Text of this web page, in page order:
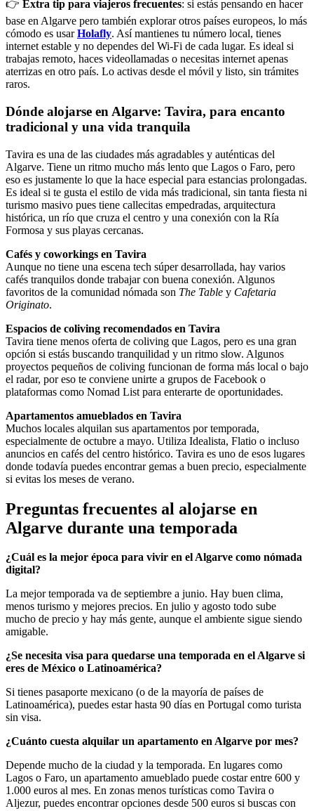
👉 Extra tip para viajeros frecuentes: si estás pensando en hacer
base en Algarve pero también explorar otros países europeos, lo más
cómodo es usarHolafly. Así mantienes tu número local, tienes
internet estable y no dependes del Wi-Fi de cada lugar. Es ideal si
trabajas remoto, haces videollamadas o necesitas internet apenas
aterrizas en otro país. Lo activas desde el móvil y listo, sin trámites
raros.
Dónde alojarse en Algarve: Tavira, para encanto
tradicional y una vida tranquila
Tavira es una de las ciudades más agradables y auténticas del
Algarve. Tiene un ritmo mucho más lento que Lagos o Faro, pero
eso es justamente lo que la hace especial para estancias prolongadas.
Es ideal si te gusta el estilo de vida más tradicional, sin tanta fiesta ni
turismo masivo pues tiene callecitas empedradas, arquitectura
histórica, un río que cruza el centro y una conexión con la Ría
Formosa y sus playas cercanas.
Cafés y coworkings en Tavira
Aunque no tiene una escena tech súper desarrollada, hay varios
cafés tranquilos donde trabajar con buena conexión. Algunos
favoritos de la comunidad nómada son The Table y Cafetaria
Originato.
Espacios de coliving recomendados en Tavira
Tavira tiene menos oferta de coliving que Lagos, pero es una gran
opción si estás buscando tranquilidad y un ritmo slow. Algunos
proyectos pequeños de coliving funcionan de forma más local o bajo
el radar, por eso te conviene unirte a grupos de Facebook o
plataformas como Nomad List para enterarte de oportunidades.
Apartamentos amueblados en Tavira
Muchos locales alquilan sus apartamentos por temporada,
especialmente de octubre a mayo. Utiliza Idealista, Flatio o incluso
anuncios en cafés del centro histórico. Tavira es uno de esos lugares
donde todavía puedes encontrar gemas a buen precio, especialmente
si evitas los meses de verano.
Preguntas frecuentes al alojarse en
Algarve durante una temporada
¿Cuál es la mejor época para vivir en el Algarve como nómada
digital?
La mejor temporada va de septiembre a junio. Hay buen clima,
menos turismo y mejores precios. En julio y agosto todo sube
mucho de precio y hay más gente, aunque el ambiente sigue siendo
amigable.
¿Se necesita visa para quedarse una temporada en el Algarve si
eres de México o Latinoamérica?
Si tienes pasaporte mexicano (o de la mayoría de países de
Latinoamérica), puedes estar hasta 90 días en Portugal como turista
sin visa.
¿Cuánto cuesta alquilar un apartamento en Algarve por mes?
Depende mucho de la ciudad y la temporada. En lugares como
Lagos o Faro, un apartamento amueblado puede costar entre 600 y
1.000 euros al mes. En zonas menos turísticas como Tavira o
Aljezur, puedes encontrar opciones desde 500 euros si buscas con